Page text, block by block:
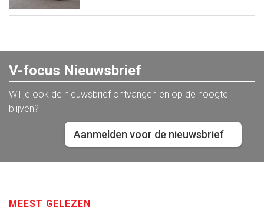
V-focus Nieuwsbrief
Wil je ook de nieuwsbrief ontvangen en op de hoogte
blijven?
Aanmelden voor de nieuwsbrief
MEEST GELEZEN